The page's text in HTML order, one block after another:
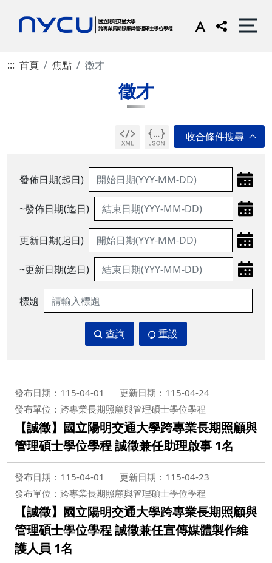
::: 首頁 焦點 徵才
徵才
發佈日期(起日)
~發佈日期(迄日)
更新日期(起日)
~更新日期(迄日)
標題
查詢 重設
發布日期：115-04-01
更新日期：115-04-24
發布單位：跨專業長期照顧與管理碩士學位學程
【誠徵】國立陽明交通大學跨專業長期照顧與
管理碩士學位學程 誠徵兼任助理啟事 1名
發布日期：115-04-01
更新日期：115-04-23
發布單位：跨專業長期照顧與管理碩士學位學程
【誠徵】國立陽明交通大學跨專業長期照顧與
管理碩士學位學程 誠徵兼任宣傳媒體製作維
護人員 1名